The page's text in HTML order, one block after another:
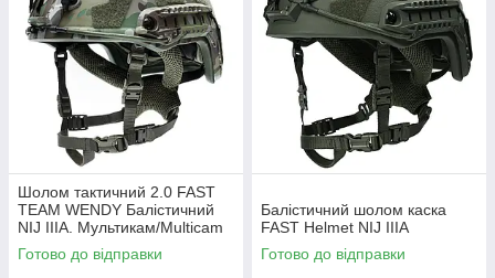
Шолом тактичний 2.0 FAST
TEAM WENDY Балістичний
NIJ IIIA. Мультикам/Multicam
Готово до відправки
Балістичний шолом каска
FAST Helmet NIJ IIIA
Готово до відправки